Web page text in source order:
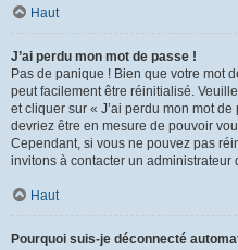
Haut
J’ai perdu mon mot de passe !
Pas de panique ! Bien que votre mot
peut facilement être réinitialisé.
et cliquer sur « J’ai perdu mon mot
devriez être en mesure de pouvoir
Cependant, si vous ne pouvez pas
invitons à contacter un administrateur
Haut
Pourquoi suis-je déconnecté